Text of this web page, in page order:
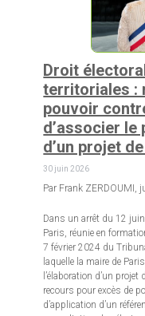
Droit
territoriales :
pouvoir
d’associer le
d’un projet
30 juin 2026
Par Frank ZERDOUMI,
Dans un arrêt du 12
Paris, réunie en
7 février 2024 du
laquelle la maire de
l’élaboration d’un projet
recours pour excès de
d’application d’un